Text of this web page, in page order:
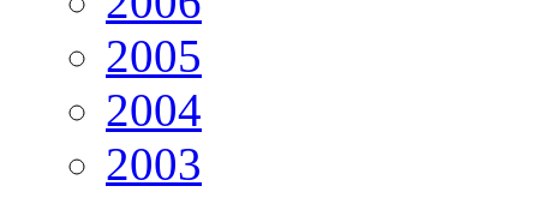
2005
2004
2003